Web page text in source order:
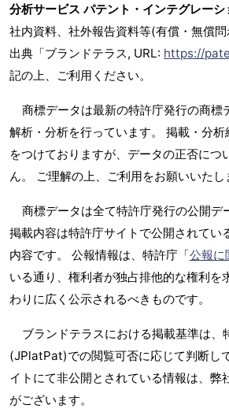
分析サービス パテント・インテグレーシ
社内資料、社外報告資料等(有償・無償
出典「ブランドテラス, URL: https://
記の上、ご利用ください。
商標データは最新の特許庁発行の商標
解析・分析を行っています。 掲載・分
をつけておりますが、データの正否につ
ん。 ご理解の上、ご利用をお願いいたし
商標データは全て特許庁発行の公開デ
掲載内容は特許庁サイトで公開されてい
内容です。 公報情報は、特許庁「公報に
いる通り、権利者が独占排他的な権利を
わりに広く公示されるべきものです。
ブランドテラスにおける掲載基準は、
(JPlatPat)での閲覧可否に応じて判断し
イトにて非公開とされている情報は、弊
がございます。